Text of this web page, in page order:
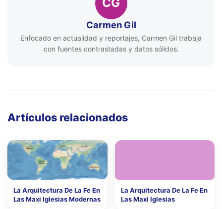
Carmen Gil
Enfocado en actualidad y reportajes, Carmen Gil trabaja
con fuentes contrastadas y datos sólidos.
Artículos relacionados
La Arquitectura De La Fe En
Las Maxi Iglesias Modernas
La Arquitectura De La Fe En
Las Maxi Iglesias